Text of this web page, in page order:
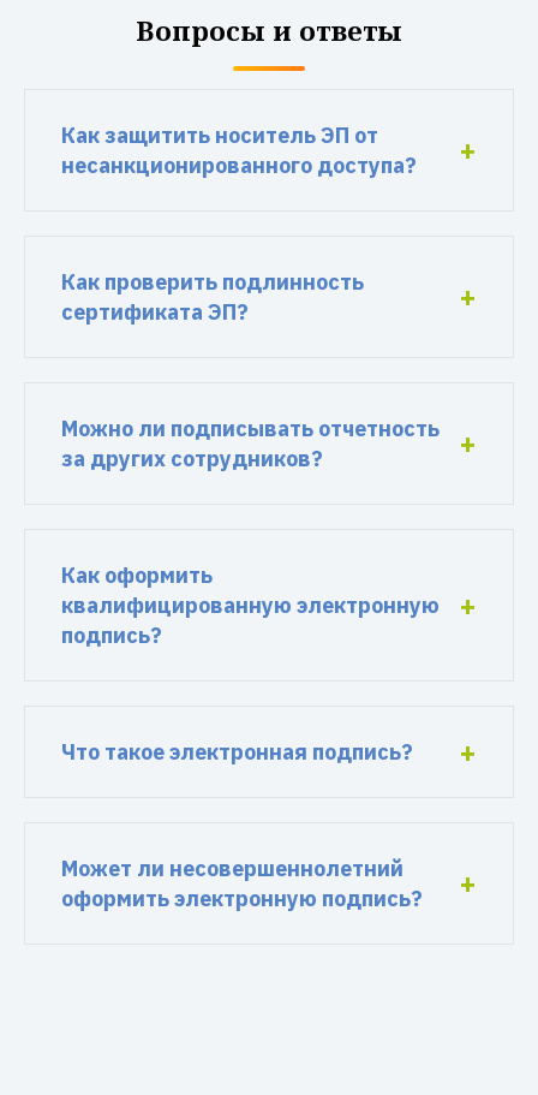
Вопросы и ответы
Как защитить носитель ЭП от
несанкционированного доступа?
Как проверить подлинность
сертификата ЭП?
Можно ли подписывать отчетность
за других сотрудников?
Как оформить
квалифицированную электронную
подпись?
Что такое электронная подпись?
Может ли несовершеннолетний
оформить электронную подпись?